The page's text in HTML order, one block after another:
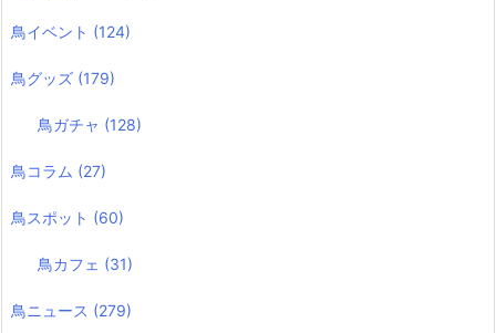
鳥イベント (124)
鳥グッズ (179)
鳥ガチャ (128)
鳥コラム (27)
鳥スポット (60)
鳥カフェ (31)
鳥ニュース (279)